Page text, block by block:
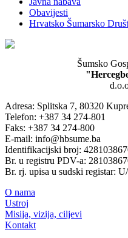
Obavijesti
Hrvatsko Šumarsko
Šumsko
Adresa: Splitska 7, 80320
Telefon: +387 34 274-801
Faks: +387 34 274-800
E-mail: info@hbsume.ba
Identifikacijski broj:
Br. u registru PDV-a:
Br. rj. upisa u sudski registar:
O nama
Ustroj
Misija, vizija, ciljevi
Kontakt